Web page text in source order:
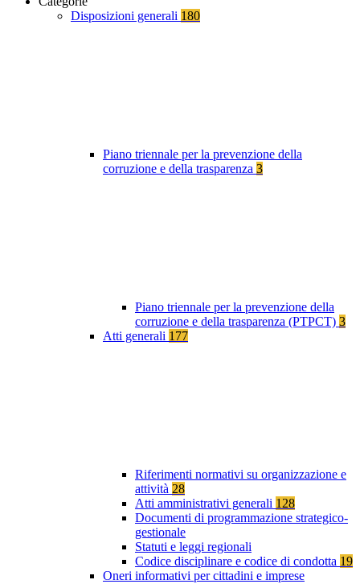
Disposizioni generali 180
Piano triennale per la prevenzione della
corruzione e della trasparenza 3
Piano triennale per la prevenzione della
corruzione e della trasparenza (PTPCT) 3
Atti generali 177
Riferimenti normativi su organizzazione e
attività 28
Atti amministrativi generali 128
Documenti di programmazione strategico-
gestionale
Statuti e leggi regionali
Codice disciplinare e codice di condotta 19
Oneri informativi per cittadini e imprese